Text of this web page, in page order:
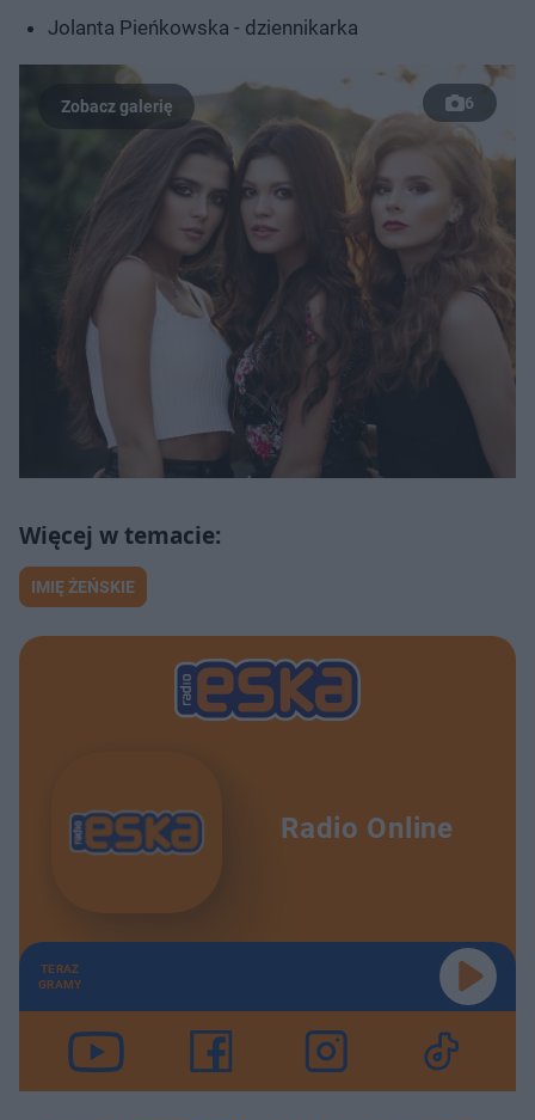
Jolanta Pieńkowska - dziennikarka
6
IMIĘ ŻEŃSKIE
Radio Online
TERAZ
GRAMY